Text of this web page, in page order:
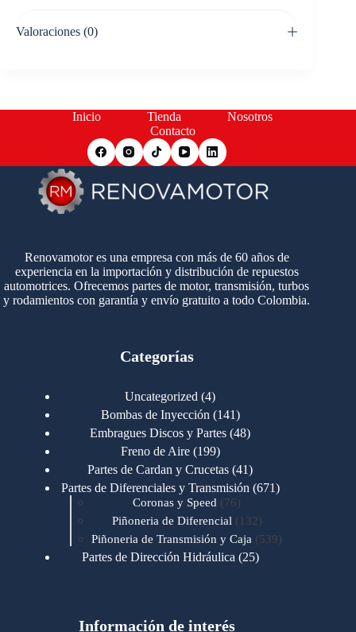
Valoraciones (0)
Inicio Tienda
Nosotros
Contacto
Renovamotor es una empresa con más de 60 años de
experiencia en la importación y distribución de repuestos
automotrices. Ofrecemos partes de motor, transmisión, turbos
y rodamientos con garantía y envío gratuito a todo Colombia.
Categorías
Uncategorized 44
productos
Bombas de Inyección 141141
productos
Embragues Discos y Partes 4848
Freno de Aire 199199
productos
Partes de Cardan y Crucetas 4141
productos
Partes de Diferenciales y Transmisión 671671
Coronas y Speed 7676
productos
Piñoneria de Diferencial 132 132
productos
Piñoneria de Transmisión y Caja 539539
Partes de Dirección Hidráulica 2525
Motores Cummins 723
Información de interés